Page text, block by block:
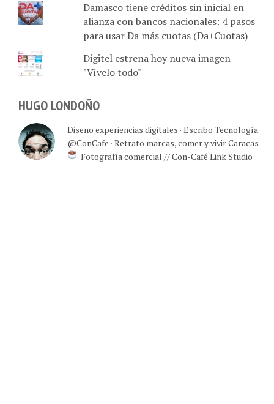
Damasco tiene créditos sin inicial en
alianza con bancos nacionales: 4 pasos
para usar Da más cuotas (Da+Cuotas)
Digitel estrena hoy nueva imagen
"Vívelo todo"
HUGO LONDOÑO
Diseño experiencias digitales · Escribo Tecnología
@ConCafe · Retrato marcas, comer y vivir Caracas
· Fotografía comercial // Con-Café Link Studio